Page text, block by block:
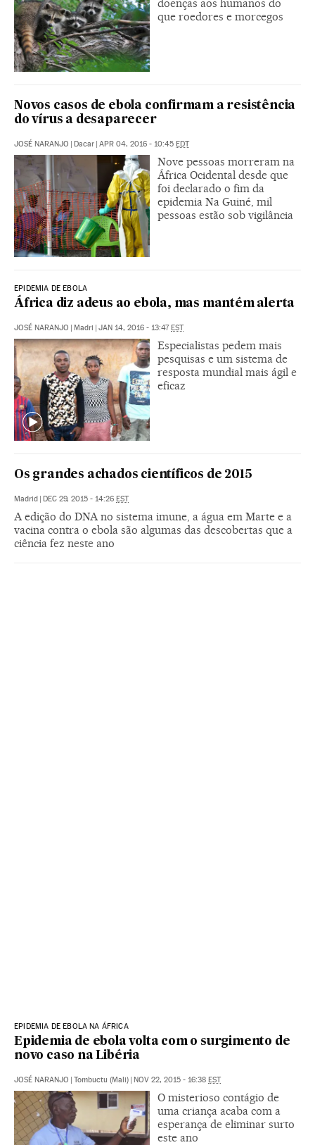
doenças aos humanos do
que roedores e morcegos
Novos casos de ebola confirmam a resistência
do vírus a desaparecer
JOSÉ NARANJO | Dacar | APR 04, 2016 - 10:45 EDT
Nove pessoas morreram na
África Ocidental desde que
foi declarado o fim da
epidemia Na Guiné, mil
pessoas estão sob vigilância
EPIDEMIA DE EBOLA
África diz adeus ao ebola, mas mantém alerta
JOSÉ NARANJO | Madri | JAN 14, 2016 - 13:47EST
Especialistas pedem mais
pesquisas e um sistema de
resposta mundial mais ágil e
eficaz
Os grandes achados científicos de 2015
Madrid | DEC 29, 2015 - 14:26 EST
A edição do DNA no sistema imune, a água em Marte e a
vacina contra o ebola são algumas das descobertas que a
ciência fez neste ano
EPIDEMIA DE EBOLA NA ÁFRICA
Epidemia de ebola volta com o surgimento de
novo caso na Libéria
JOSÉ NARANJO | Tombuctu (Mali) | NOV 22, 2015 - 16:38 EST
O misterioso contágio de
uma criança acaba com a
esperança de eliminar surto
este ano